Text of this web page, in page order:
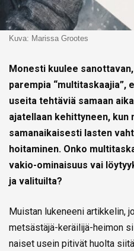
Kuva: Marissa Grootes
Monesti kuulee
parempia “multitaskaajia”,
useita tehtäviä samaan
ajatellaan kehittyneen, kun
samanaikaisesti lasten
hoitaminen. Onko
vakio-ominaisuus vai
ja valituilta?
Muistan lukeneeni artikkelin,
metsästäjä-keräilijä-heimon
naiset usein pitivät huolta